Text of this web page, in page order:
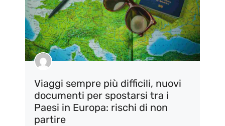
Viaggi sempre più difficili, nuovi
documenti per spostarsi tra i
Paesi in Europa: rischi di non
partire